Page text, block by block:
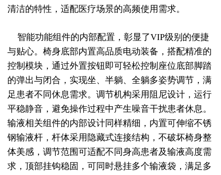
清洁的特性，适配医疗场景的高频使用需求。
智能功能组件的内部配置，彰显了VIP级别的便捷
与贴心。椅身底部内置高品质电动装备，搭配精准的
控制模块，通过外置按钮即可轻松控制座位底部脚踏
的弹出与闭合，实现坐、半躺、全躺多姿势调节，满
足患者不同休息需求。调节机构采用阻尼设计，运行
平稳静音，避免操作过程中产生噪音干扰患者休息。
输液相关组件的内部设计同样精细，内置可伸缩不锈
钢输液杆，杆体采用隐藏式连接结构，不破坏椅身整
体美感，调节范围可适配不同身高患者及输液高度需
求，顶部挂钩稳固，可同时悬挂多个输液袋，满足多